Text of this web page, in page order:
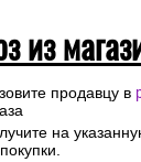
из
продавцу в
на